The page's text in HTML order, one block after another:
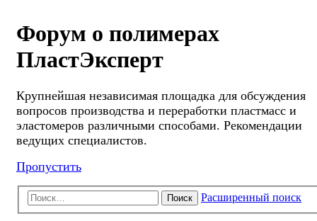
Форум о полимерах
ПластЭксперт
Крупнейшая независимая площадка для обсуждения
вопросов производства и переработки пластмасс и
эластомеров различными способами. Рекомендации
ведущих специалистов.
Пропустить
Поиск Расширенный поиск